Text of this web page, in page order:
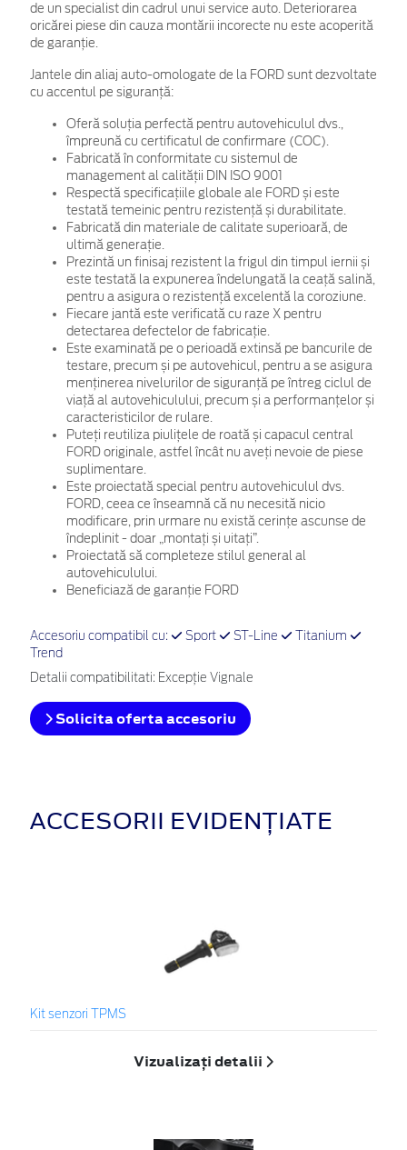
de un specialist din cadrul unui service auto. Deteriorarea
oricărei piese din cauza montării incorecte nu este acoperită
de garanţie.
Jantele din aliaj auto-omologate de la FORD sunt dezvoltate
cu accentul pe siguranță:
Oferă soluția perfectă pentru autovehiculul dvs.,
împreună cu certificatul de confirmare (COC).
Fabricată în conformitate cu sistemul de
management al calității DIN ISO 9001
Respectă specificațiile globale ale FORD și este
testată temeinic pentru rezistență și durabilitate.
Fabricată din materiale de calitate superioară, de
ultimă generație.
Prezintă un finisaj rezistent la frigul din timpul iernii și
este testată la expunerea îndelungată la ceață salină,
pentru a asigura o rezistență excelentă la coroziune.
Fiecare jantă este verificată cu raze X pentru
detectarea defectelor de fabricație.
Este examinată pe o perioadă extinsă pe bancurile de
testare, precum și pe autovehicul, pentru a se asigura
menținerea nivelurilor de siguranță pe întreg ciclul de
viață al autovehiculului, precum și a performanțelor și
caracteristicilor de rulare.
Puteți reutiliza piulițele de roată și capacul central
FORD originale, astfel încât nu aveți nevoie de piese
suplimentare.
Este proiectată special pentru autovehiculul dvs.
FORD, ceea ce înseamnă că nu necesită nicio
modificare, prin urmare nu există cerințe ascunse de
îndeplinit - doar „montați și uitați”.
Proiectată să completeze stilul general al
autovehiculului.
Beneficiază de garanție FORD
Accesoriu compatibil cu: Sport ST-Line
Titanium
Trend
Detalii compatibilitati: Excepție Vignale
Solicita oferta accesoriu
ACCESORII EVIDENȚIATE
Kit senzori TPMS
Vizualizați detalii